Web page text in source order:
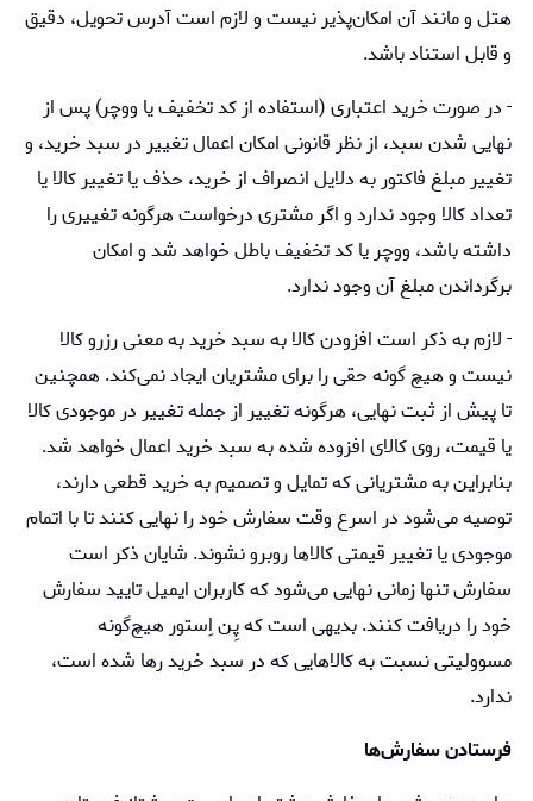
هتل و مانند آن امکان‌پذیر نیست و لازم است آدرس تحویل، دقیق
و قابل استناد باشد.
- در صورت خرید اعتباری (استفاده از کد تخفیف یا ووچر) پس از
نهایی شدن سبد، از نظر قانونی امکان اعمال تغییر در سبد خرید، و
تغییر مبلغ فاکتور به دلایل انصراف از خرید، حذف یا تغییر کالا یا
تعداد کالا وجود ندارد و اگر مشتری درخواست هرگونه تغییری را
داشته باشد، ووچر یا کد تخفیف باطل خواهد شد و امکان
برگرداندن مبلغ آن وجود ندارد.
- لازم به ذکر است افزودن کالا به سبد خرید به معنی رزرو کالا
نیست و هیچ گونه حقی را برای مشتریان ایجاد نمی‌کند. همچنین
تا پیش از ثبت نهایی، هرگونه تغییر از جمله تغییر در موجودی کالا
یا قیمت، روی کالای افزوده شده به سبد خرید اعمال خواهد شد.
بنابراین به مشتریانی که تمایل و تصمیم به خرید قطعی دارند،
توصیه می‌شود در اسرع وقت سفارش خود را نهایی کنند تا با اتمام
موجودی یا تغییر قیمتی کالاها روبرو نشوند. شایان ذکر است
سفارش تنها زمانی نهایی می‌شود که کاربران ایمیل تایید سفارش
خود را دریافت کنند. بدیهی است که پِن اِستور هیچ‌گونه
مسوولیتی نسبت به کالاهایی که در سبد خرید رها شده است،
ندارد.
فرستادن سفارش‌ها